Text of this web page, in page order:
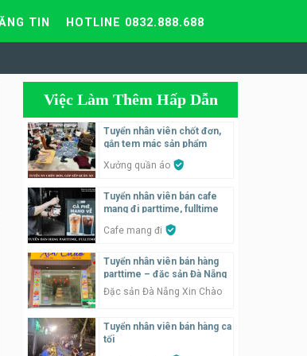
TIN HOTLINE 0832.888.688
Việc Làm Thêm Hấp Dẫn
Tuyển nhân viên chốt đơn,
gắn tem mác sản phẩm
Xưởng quần áo
Tuyển nhân viên bán cafe
mang đi parttime, fulltime
Cafe mang đi
Tuyển nhân viên bán hàng
parttime – đặc sản Đà Nẵng
Đặc sản Đà Nẵng Xin Chào
Tuyển nhân viên bán hàng ca
tối